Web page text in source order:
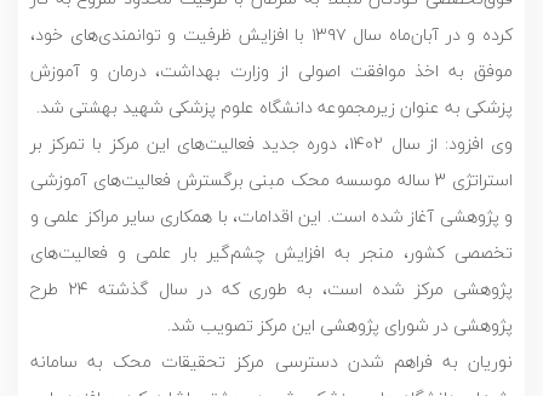
کرده و در آبان‌ماه سال ۱۳۹۷ با افزایش ظرفیت و توانمندی‌های خود،
موفق به اخذ موافقت اصولی از وزارت بهداشت، درمان و آموزش
پزشکی به عنوان زیرمجموعه دانشگاه علوم پزشکی شهید بهشتی شد.
وی افزود: از سال ۱۴۰۲، دوره جدید فعالیت‌های این مرکز با تمرکز بر
استراتژی 3 ساله موسسه محک مبنی برگسترش فعالیت‌های آموزشی
و پژوهشی آغاز شده است. این اقدامات، با همکاری سایر مراکز علمی و
تخصصی کشور، منجر به افزایش چشم‌گیر بار علمی و فعالیت‌های
پژوهشی مرکز شده است، به طوری که در سال گذشته ۲۴ طرح
پژوهشی در شورای پژوهشی این مرکز تصویب شد.
نوریان به فراهم شدن دسترسی مرکز تحقیقات محک به سامانه